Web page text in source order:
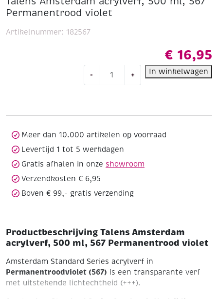
Permanentrood violet
€ 16,95
-
Amsterdam
Permanentrood
+ In winkelwagen
Artikelnummer: 182567
Meer dan 10.000 artikelen op voorraad
Levertijd 1 tot 5 werkdagen
Gratis afhalen in onze showroom
Verzendkosten € 6,95
Boven € 99,- gratis verzending
Productbeschrijving Talens Amsterdam
acrylverf, 500 ml, 567 Permanentrood violet
Amsterdam Standard Series acrylverf in
Permanentroodviolet (567) is een transparante verf
met uitstekende lichtechtheid (+++).